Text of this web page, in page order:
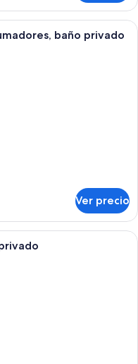
estudio Premium, para no
baño privado
Ver precio
doble estándar, baño